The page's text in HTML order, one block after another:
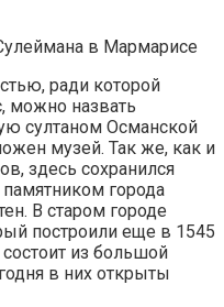
в Мармарисе
ради которой
можно назвать
султаном Османской
музей. Так же, как и
здесь сохранился
города
В старом городе
построили еще в 1545
из большой
в них открыты